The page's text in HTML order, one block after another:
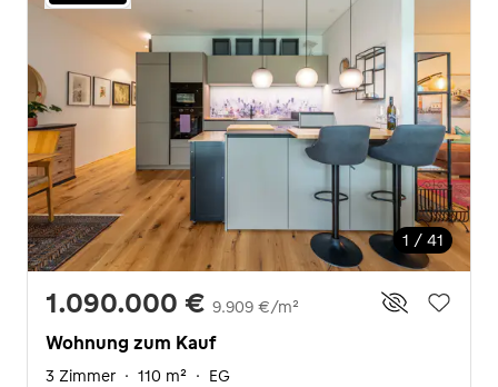
1 / 41
1.090.000 € 9.909 €/m²
Wohnung zum Kauf
3 Zimmer · 110 m² · EG